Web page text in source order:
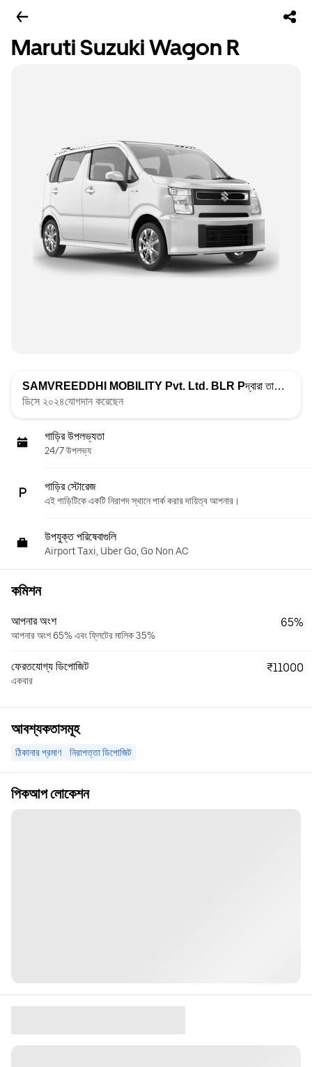
Maruti Suzuki Wagon R
SAMVREEDDHI MOBILITY Pvt. Ltd. BLR Pদ্বারা তালিকাভুক্ত
ডিসে ২০২৪যোগদান করেছেন
গাড়ির উপলভ্যতা
24/7 উপলভ্য
গাড়ির স্টোরেজ
এই গাড়িটিকে একটি নিরাপদ স্থানে পার্ক করার দায়িত্ব আপনার।
উপযুক্ত পরিষেবাগুলি
Airport Taxi, Uber Go, Go Non AC
কমিশন
আপনার অংশ
আপনার অংশ 65% এবং ফ্লিটের মালিক 35%
65%
ফেরতযোগ্য ডিপোজিট
একবার
₹11000
আবশ্যকতাসমূহ
ঠিকানার প্রমাণ নিরাপত্তা ডিপোজিট
পিকআপ লোকেশন